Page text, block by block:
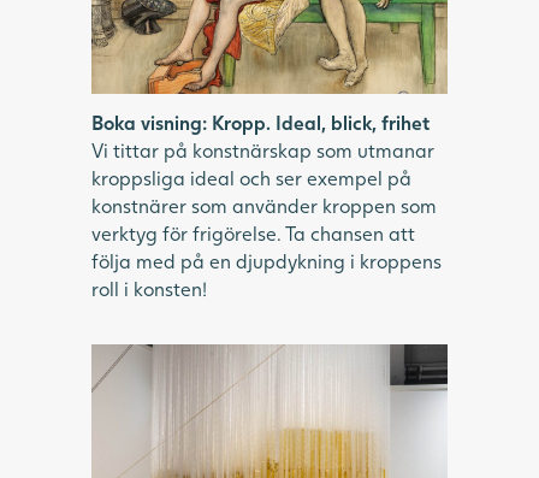
Boka visning: Kropp. Ideal, blick, frihet
Vi tittar på konstnärskap som utmanar
kroppsliga ideal och ser exempel på
konstnärer som använder kroppen som
verktyg för frigörelse. Ta chansen att
följa med på en djupdykning i kroppens
roll i konsten!